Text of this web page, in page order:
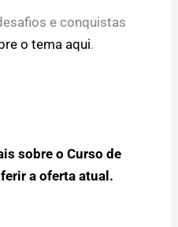
e conquistas
o tema aqui.
sobre o Curso de
a oferta atual.